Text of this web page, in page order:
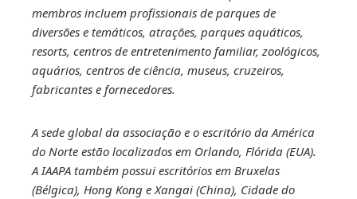
membros incluem profissionais de parques de
diversões e temáticos, atrações, parques aquáticos,
resorts, centros de entretenimento familiar, zoológicos,
aquários, centros de ciência, museus, cruzeiros,
fabricantes e fornecedores.
A sede global da associação e o escritório da América
do Norte estão localizados em Orlando, Flórida (EUA).
A IAAPA também possui escritórios em Bruxelas
(Bélgica), Hong Kong e Xangai (China), Cidade do